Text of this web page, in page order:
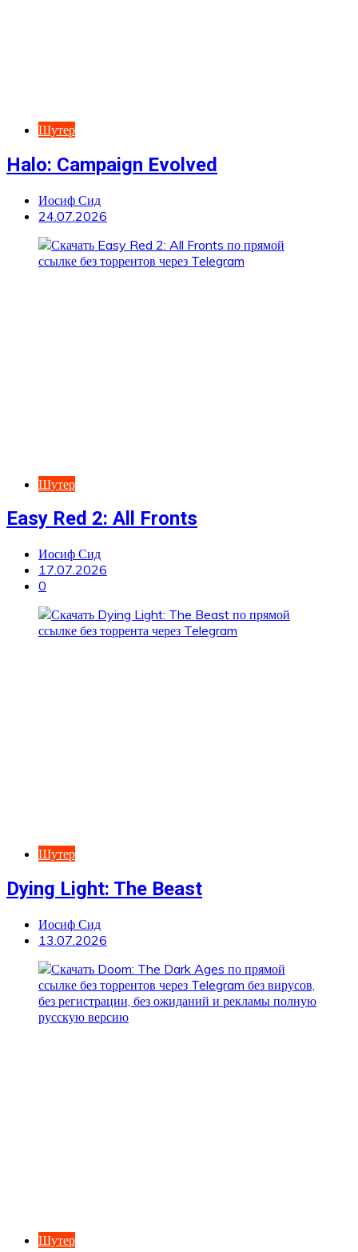
Шутер
Halo: Campaign Evolved
Иосиф Сид
24.07.2026
Шутер
Easy Red 2: All Fronts
Иосиф Сид
17.07.2026
0
Шутер
Dying Light: The Beast
Иосиф Сид
13.07.2026
Шутер